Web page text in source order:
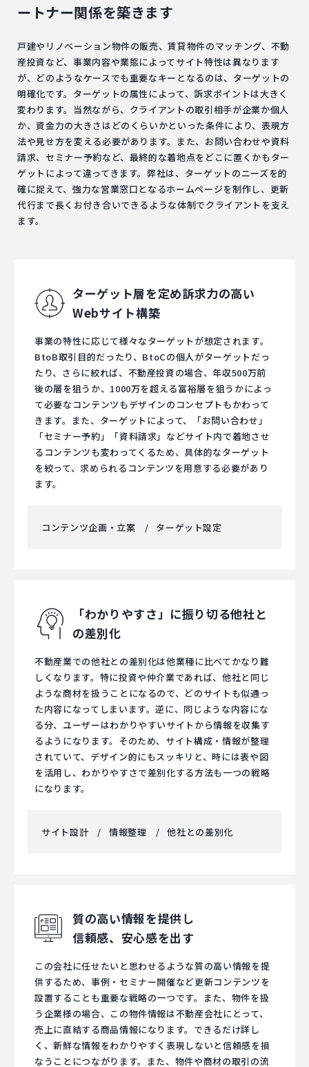
ートナー関係を築きます
戸建やリノベーション物件の販売、賃貸物件のマッチング、不動
産投資など、事業内容や業態によってサイト特性は異なります
が、どのようなケースでも重要なキーとなるのは、ターゲットの
明確化です。ターゲットの属性によって、訴求ポイントは大きく
変わります。当然ながら、クライアントの取引相手が企業か個人
か、資金力の大きさはどのくらいかといった条件により、表現方
法や見せ方を変える必要があります。また、お問い合わせや資料
請求、セミナー予約など、最終的な着地点をどこに置くかもター
ゲットによって違ってきます。弊社は、ターゲットのニーズを的
確に捉えて、強力な営業窓口となるホームページを制作し、更新
代行まで長くお付き合いできるような体制でクライアントを支え
ます。
ターゲット層を定め訴求力の高い
Webサイト構築
事業の特性に応じて様々なターゲットが想定されます。
BtoB取引目的だったり、BtoCの個人がターゲットだっ
たり、さらに絞れば、不動産投資の場合、年収500万前
後の層を狙うか、1000万を超える富裕層を狙うかによっ
て必要なコンテンツもデザインのコンセプトもかわって
きます。また、ターゲットによって、「お問い合わせ」
「セミナー予約」「資料請求」などサイト内で着地させ
るコンテンツも変わってくるため、具体的なターゲット
を絞って、求められるコンテンツを用意する必要があり
ます。
コンテンツ企画・立案 ターゲット設定
「わかりやすさ」に振り切る他社と
の差別化
不動産業での他社との差別化は他業種に比べてかなり難
しくなります。特に投資や仲介業であれば、他社と同じ
ような商材を扱うことになるので、どのサイトも似通っ
た内容になってしまいます。逆に、同じような内容にな
る分、ユーザーはわかりやすいサイトから情報を収集す
るようになります。そのため、サイト構成・情報が整理
されていて、デザイン的にもスッキリと、時には表や図
を活用し、わかりやすさで差別化する方法も一つの戦略
になります。
サイト設計 情報整理 他社との差別化
質の高い情報を提供し
信頼感、安心感を出す
この会社に任せたいと思わせるような質の高い情報を提
供するため、事例・セミナー開催など更新コンテンツを
設置することも重要な戦略の一つです。また、物件を扱
う企業様の場合、この物件情報は不動産会社にとって、
売上に直結する商品情報になります。できるだけ詳し
く、新鮮な情報をわかりやすく表現しないと信頼感を損
なうことにつながります。また、物件や商材の取引の流